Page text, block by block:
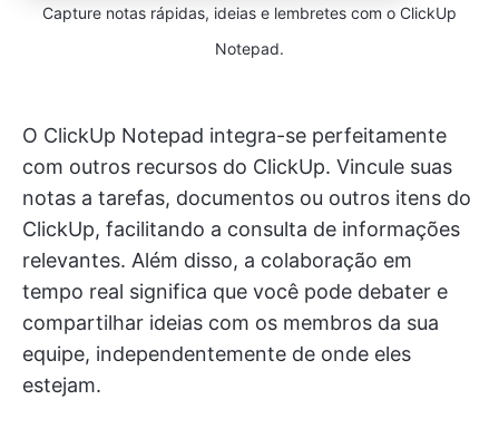
Capture notas rápidas, ideias e lembretes com o ClickUp
Notepad.
O ClickUp Notepad integra-se perfeitamente
com outros recursos do ClickUp. Vincule suas
notas a tarefas, documentos ou outros itens do
ClickUp, facilitando a consulta de informações
relevantes. Além disso, a colaboração em
tempo real significa que você pode debater e
compartilhar ideias com os membros da sua
equipe, independentemente de onde eles
estejam.